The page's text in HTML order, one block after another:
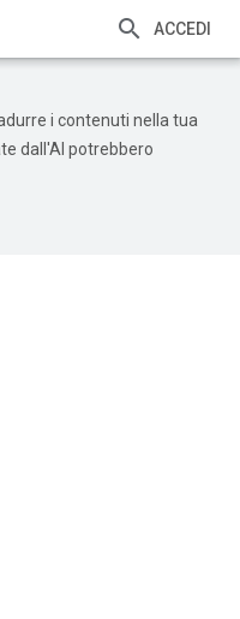
ACCEDI
i contenuti nella tua
dall'AI potrebbero